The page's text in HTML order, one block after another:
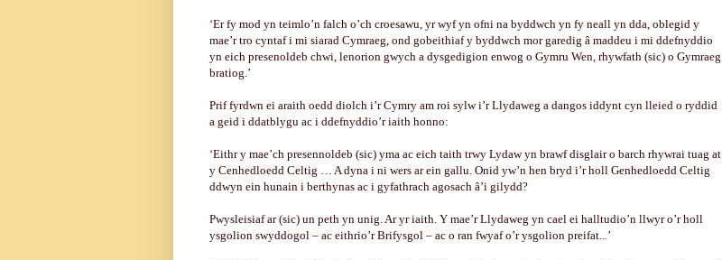
‘Er fy mod yn teimlo’n falch o’ch croesawu, yr wyf yn ofni na byddwch yn fy neall yn dda, oblegid y
mae’r tro cyntaf i mi siarad Cymraeg, ond gobeithiaf y byddwch mor garedig â maddeu i mi ddefnyddio
yn eich presenoldeb chwi, lenorion gwych a dysgedigion enwog o Gymru Wen, rhywfath (sic) o Gymraeg
bratiog.’
Prif fyrdwn ei araith oedd diolch i’r Cymry am roi sylw i’r Llydaweg a dangos iddynt cyn lleied o ryddid
a geid i ddatblygu ac i ddefnyddio’r iaith honno:
‘Eithr y mae’ch presennoldeb (sic) yma ac eich taith trwy Lydaw yn brawf disglair o barch rhywrai tuag at
y Cenhedloedd Celtig … A dyna i ni wers ar ein gallu. Onid yw’n hen bryd i’r holl Genhedloedd Celtig
ddwyn ein hunain i berthynas ac i gyfathrach agosach â’i gilydd?
Pwysleisiaf ar (sic) un peth yn unig. Ar yr iaith. Y mae’r Llydaweg yn cael ei halltudio’n llwyr o’r holl
ysgolion swyddogol – ac eithrio’r Brifysgol – ac o ran fwyaf o’r ysgolion preifat...’